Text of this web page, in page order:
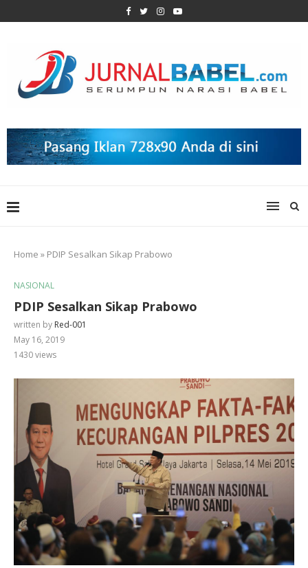
Home » PDIP Sesalkan Sikap Prabowo
NASIONAL
PDIP Sesalkan Sikap Prabowo
written by Red-001
May 16, 2019
1430views